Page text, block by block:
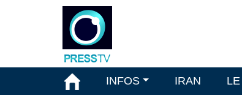
INFOS IRAN